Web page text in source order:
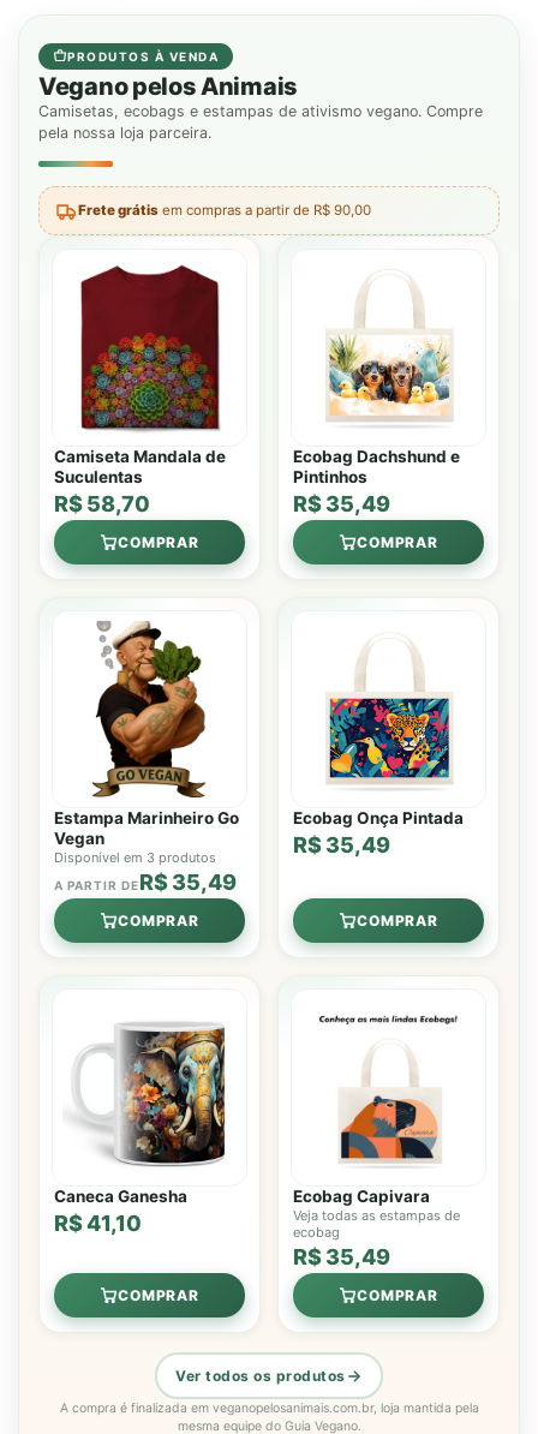
PRODUTOS À VENDA
Vegano pelos Animais
Camisetas, ecobags e estampas de ativismo vegano. Compre
pela nossa loja parceira.
Frete grátis em compras a partir de R$ 90,00
Camiseta Mandala de
Suculentas
R$ 58,70
COMPRAR
Ecobag Dachshund e
Pintinhos
R$ 35,49
COMPRAR
Estampa Marinheiro Go
Vegan
Disponível em 3 produtos
A PARTIR DER$ 35,49
COMPRAR
Ecobag Onça Pintada
R$ 35,49
COMPRAR
Caneca Ganesha
R$ 41,10
COMPRAR
Ecobag Capivara
Veja todas as estampas de
ecobag
R$ 35,49
COMPRAR
Ver todos os produtos
A compra é finalizada em veganopelosanimais.com.br, loja mantida pela
mesma equipe do Guia Vegano.